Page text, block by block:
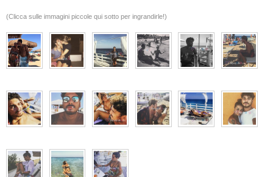
(Clicca sulle immagini piccole qui sotto per ingrandirle!)